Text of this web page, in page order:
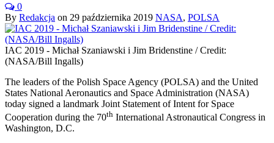
0
By Redakcja on 29 października 2019 NASA, POLSA
IAC 2019 - Michał Szaniawski i Jim Bridenstine / Credit:
(NASA/Bill Ingalls)
The leaders of the Polish Space Agency (POLSA) and the United
States National Aeronautics and Space Administration (NASA)
today signed a landmark Joint Statement of Intent for Space
Cooperation during the 70th International Astronautical Congress in
Washington, D.C.